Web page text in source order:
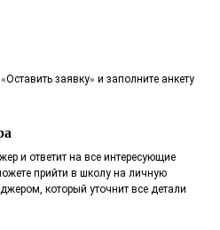
«Оставить заявку» и заполните анкету
и ответит на все интересующие
прийти в школу на личную
который уточнит все детали